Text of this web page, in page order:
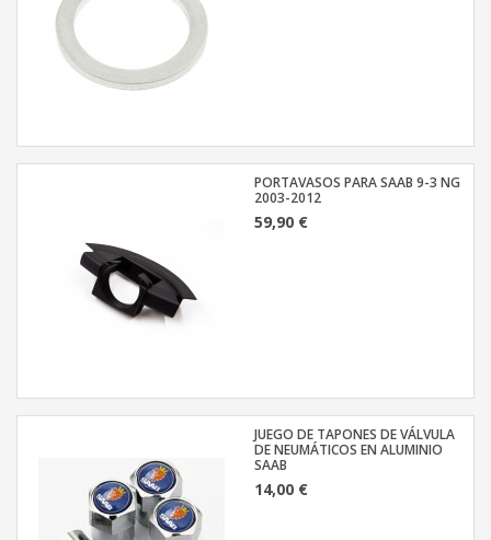
PORTAVASOS PARA SAAB 9-3 NG
2003-2012
59,90 €
JUEGO DE TAPONES DE VÁLVULA
DE NEUMÁTICOS EN ALUMINIO
SAAB
14,00 €